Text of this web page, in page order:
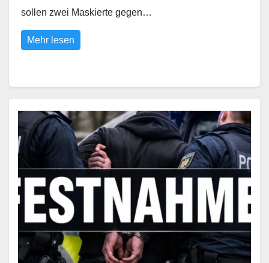
sollen zwei Maskierte gegen…
Mehr lesen